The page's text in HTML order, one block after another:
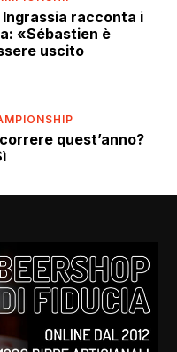
racconta i
«Sébastien è
uscito
quest’anno?